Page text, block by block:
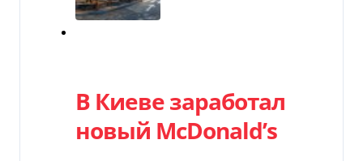
В Киеве заработал
новый McDonald’s